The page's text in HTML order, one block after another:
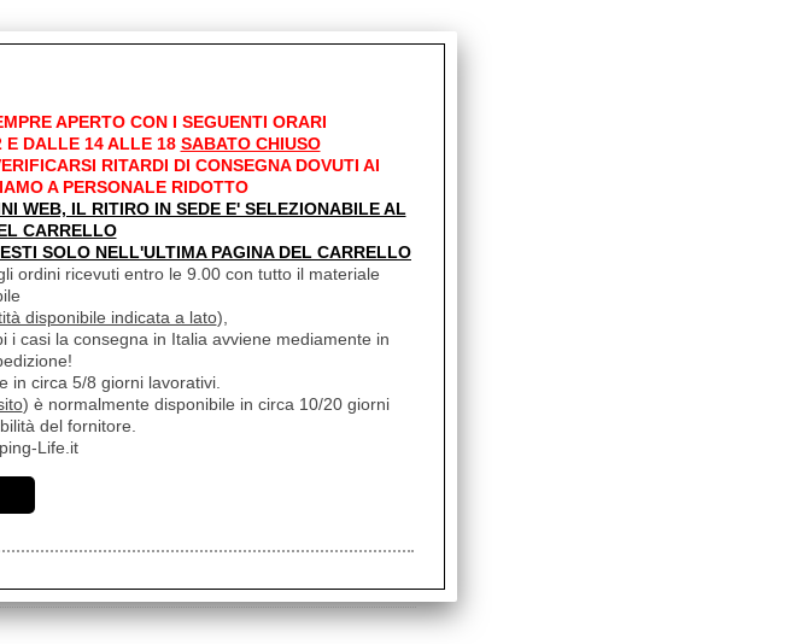
che va avvitata in alto dove vengono incastrati
c'è cucito un pezzo di plastica per ogni
alla semplicità dei materiali usati, però
a tutte le porte perchè per la lunghezza
teli.
utilizzato due viti autofilettanti più corte
in prossimità dello strato esterno della parete.
APERTO CON I SEGUENTI ORARI
E DALLE 14 ALLE 18 SABATO CHIUSO
RITARDI DI CONSEGNA DOVUTI AI
A PERSONALE RIDOTTO
WEB, IL RITIRO IN SEDE E' SELEZIONABILE AL
CARRELLO
SOLO NELL'ULTIMA PAGINA DEL CARRELLO
ordini ricevuti entro le 9.00 con tutto il materiale
disponibile indicata a lato),
casi la consegna in Italia avviene mediamente in
in circa 5/8 giorni lavorativi.
) è normalmente disponibile in circa 10/20 giorni
del fornitore.
Life.it